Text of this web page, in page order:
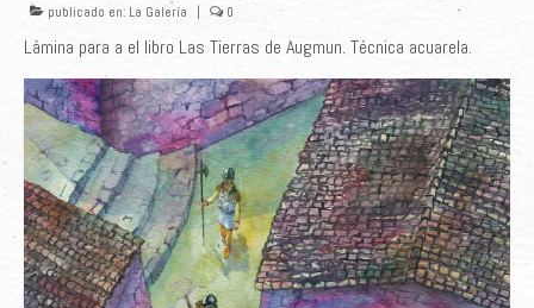
publicado en: La Galería 0
Lámina para a el libro Las Tierras de Augmun. Técnica acuarela.